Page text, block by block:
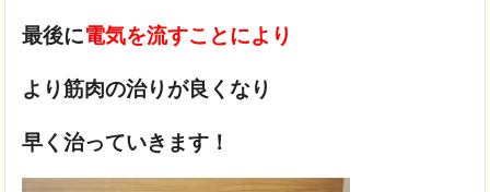
最後に電気を流すことにより
より筋肉の治りが良くなり
早く治っていきます！